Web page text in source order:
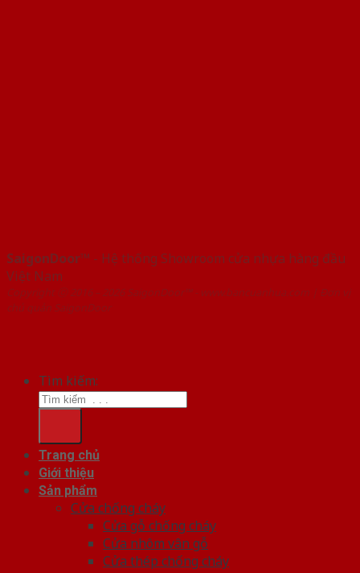
SaigonDoor™ - Hệ thống Showroom cửa nhựa hàng đầu
Việt Nam
Copyright ⓒ 2016 – 2026 SaigonDoor™ - www.bancuanhua.com | Đơn vị
chủ quản SaigonDoor
Tìm kiếm:
Trang chủ
Giới thiệu
Sản phẩm
Cửa chống cháy
Cửa gỗ chống cháy
Cửa nhôm vân gỗ
Cửa thép chống cháy